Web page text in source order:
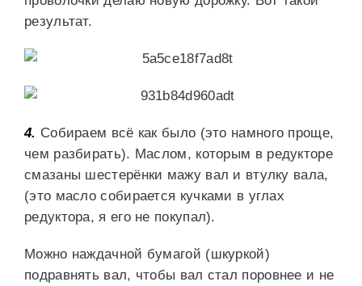
результат.
4. Собираем всё как было (это намного проще,
чем разбирать). Маслом, которым в редукторе
смазаны шестерёнки мажу вал и втулку вала,
(это масло собирается кучками в углах
редуктора, я его не покупал).
Можно наждачной бумагой (шкуркой)
подравнять вал, чтобы вал стал поровнее и не